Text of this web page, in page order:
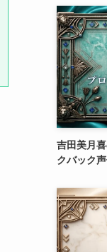
吉田美月
クバック